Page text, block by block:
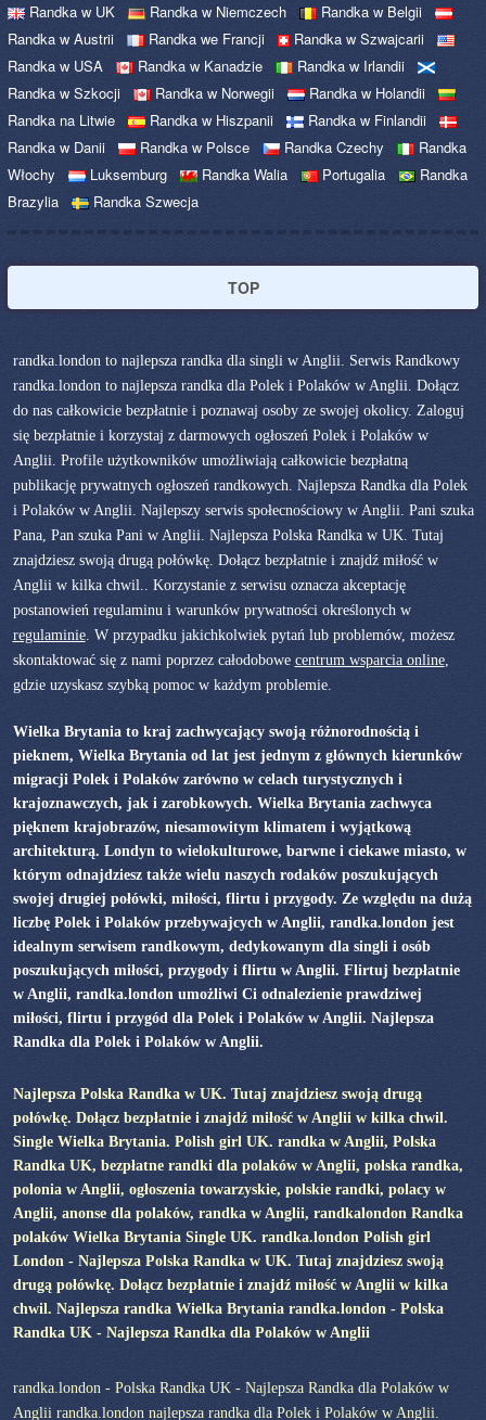
Randka w UK Randka w Niemczech
Randka w Belgii
Randka w Austrii
Randka we Francji
Randka w Szwajcarii
Randka w USA
Randka w Kanadzie
Randka w Irlandii
Randka w Szkocji
Randka w Norwegii
Randka w Holandii
Randka na Litwie
Randka w Hiszpanii
Randka w Finlandii
Randka w Danii
Randka w Polsce Randka Czechy
Randka
Włochy
Luksemburg Randka Walia Portugalia
Randka
Brazylia
Randka Szwecja
TOP
randka.london to najlepsza randka dla singli w Anglii. Serwis Randkowy
randka.london to najlepsza randka dla Polek i Polaków w Anglii. Dołącz
do nas całkowicie bezpłatnie i poznawaj osoby ze swojej okolicy. Zaloguj
się bezpłatnie i korzystaj z darmowych ogłoszeń Polek i Polaków w
Anglii. Profile użytkowników umożliwiają całkowicie bezpłatną
publikację prywatnych ogłoszeń randkowych. Najlepsza Randka dla Polek
i Polaków w Anglii. Najlepszy serwis społecnościowy w Anglii. Pani szuka
Pana, Pan szuka Pani w Anglii. Najlepsza Polska Randka w UK. Tutaj
znajdziesz swoją drugą połówkę. Dołącz bezpłatnie i znajdź miłość w
Anglii w kilka chwil.. Korzystanie z serwisu oznacza akceptację
postanowień regulaminu i warunków prywatności określonych w
regulaminie. W przypadku jakichkolwiek pytań lub problemów, możesz
skontaktować się z nami poprzez całodobowe centrum wsparcia online,
gdzie uzyskasz szybką pomoc w każdym problemie.
Wielka Brytania to kraj zachwycający swoją różnorodnością i
pieknem, Wielka Brytania od lat jest jednym z głównych kierunków
migracji Polek i Polaków zarówno w celach turystycznych i
krajoznawczych, jak i zarobkowych. Wielka Brytania zachwyca
pięknem krajobrazów, niesamowitym klimatem i wyjątkową
architekturą. Londyn to wielokulturowe, barwne i ciekawe miasto, w
którym odnajdziesz także wielu naszych rodaków poszukujących
swojej drugiej połówki, miłości, flirtu i przygody. Ze względu na dużą
liczbę Polek i Polaków przebywajcych w Anglii, randka.london jest
idealnym serwisem randkowym, dedykowanym dla singli i osób
poszukujących miłości, przygody i flirtu w Anglii. Flirtuj bezpłatnie
w Anglii, randka.london umożliwi Ci odnalezienie prawdziwej
miłości, flirtu i przygód dla Polek i Polaków w Anglii. Najlepsza
Randka dla Polek i Polaków w Anglii.
Najlepsza Polska Randka w UK. Tutaj znajdziesz swoją drugą
połówkę. Dołącz bezpłatnie i znajdź miłość w Anglii w kilka chwil.
Single Wielka Brytania. Polish girl UK. randka w Anglii, Polska
Randka UK, bezpłatne randki dla polaków w Anglii, polska randka,
polonia w Anglii, ogłoszenia towarzyskie, polskie randki, polacy w
Anglii, anonse dla polaków, randka w Anglii, randkalondon Randka
polaków Wielka Brytania Single UK. randka.london Polish girl
London - Najlepsza Polska Randka w UK. Tutaj znajdziesz swoją
drugą połówkę. Dołącz bezpłatnie i znajdź miłość w Anglii w kilka
chwil. Najlepsza randka Wielka Brytania randka.london - Polska
Randka UK - Najlepsza Randka dla Polaków w Anglii
randka.london - Polska Randka UK - Najlepsza Randka dla Polaków w
Anglii randka.london najlepsza randka dla Polek i Polaków w Anglii.